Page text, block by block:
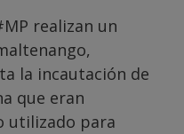
realizan un
la incautación de
que eran
utilizado para